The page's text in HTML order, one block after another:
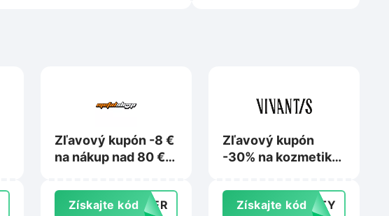
Zľavový kupón -8 €
na nákup nad 80 €
Získajte kódMMER
Zľavový kupón
-30% na kozmetiku
Garnier, Maybelline
alebo Mixa na
Získajte kódAUTY